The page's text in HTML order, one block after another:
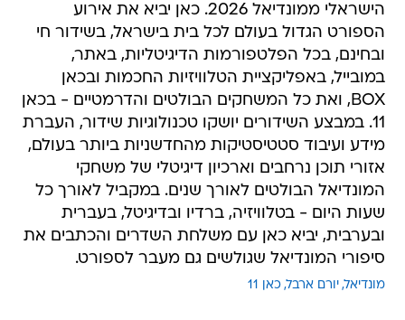
הישראלי ממונדיאל 2026. כאן יביא את אירוע
הספורט הגדול בעולם לכל בית בישראל, בשידור חי
ובחינם, בכל הפלטפורמות הדיגיטליות, באתר,
במובייל, באפליקציית הטלוויזיות החכמות ובכאן
BOX, ואת כל המשחקים הבולטים והדרמטיים - בכאן
11. במבצע השידורים יושקו טכנולוגיות שידור, העברת
מידע ועיבוד סטטיסטיקות מהחדשניות ביותר בעולם,
אזורי תוכן נרחבים וארכיון דיגיטלי של משחקי
המונדיאל הבולטים לאורך שנים. במקביל לאורך כל
שעות היום - בטלוויזיה, ברדיו ובדיגיטל, בעברית
ובערבית, יביא כאן עם משלחת השדרים והכתבים את
סיפורי המונדיאל שגולשים גם מעבר לספורט.
מונדיאל יורם ארבל כאן 11